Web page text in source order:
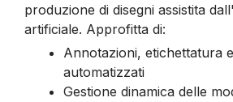
produzione di disegni assistita
artificiale. Approfitta di:
Annotazioni, etichettatura
automatizzati
Gestione dinamica delle